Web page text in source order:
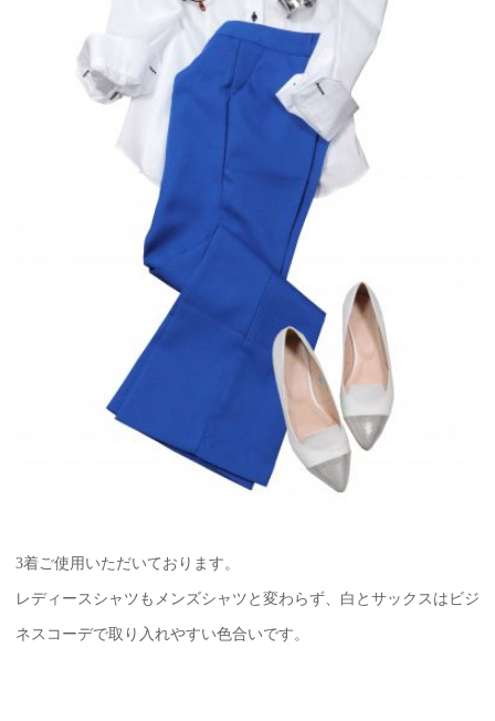
3着ご使用いただいております。
レディースシャツもメンズシャツと変わらず、白とサックスはビジ
ネスコーデで取り入れやすい色合いです。